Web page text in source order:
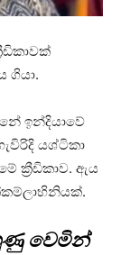
ගියා.
ඉන්දියාවේ
යශ්ටිකා
ක්‍රීඩිකාව. ඇය
වෙමින්